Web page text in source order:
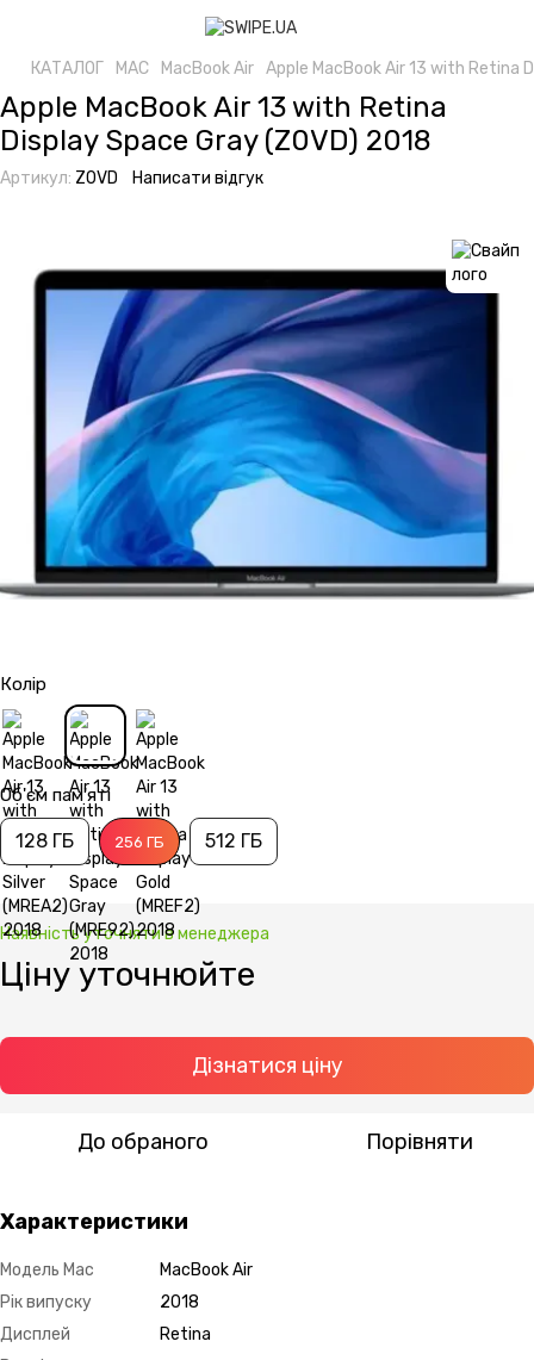
КАТАЛОГ MAC MacBook Air Apple MacBook Air 13 with Retina
Apple MacBook Air 13 with Retina
Display Space Gray (Z0VD) 2018
Артикул: Z0VD Написати відгук
Колір
Об'єм пам'яті
128 ГБ 256 ГБ 512 ГБ
Наявність уточняти в менеджера
Ціну уточнюйте
Дізнатися ціну
До обраного Порівняти
Характеристики
Модель Mac
MacBook Air
Рік випуску
2018
Дисплей
Retina